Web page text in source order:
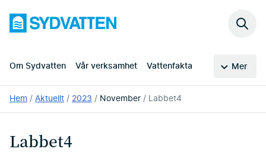
huvudinnehållet
Sydvatten
Om Sydvatten Vår verksamhet Vattenfakta Mer
Sök
Du
är
Hem Aktuellt 2023 November Labbet4
Labbet4